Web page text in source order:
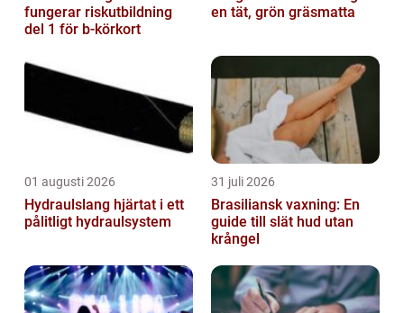
fungerar riskutbildning
del 1 för b-körkort
en tät, grön gräsmatta
01 augusti 2026
Hydraulslang hjärtat i ett
pålitligt hydraulsystem
31 juli 2026
Brasiliansk vaxning: En
guide till slät hud utan
krångel